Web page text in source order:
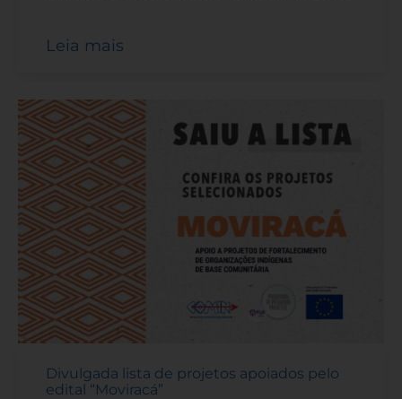
Leia mais
Divulgada lista de projetos apoiados pelo
edital “Moviracá”